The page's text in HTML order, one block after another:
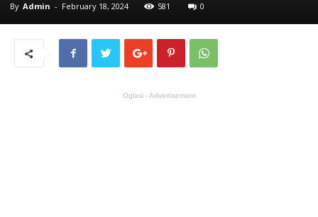
By Admin - February 18, 2024 581 0
Oglasi - Advertisement